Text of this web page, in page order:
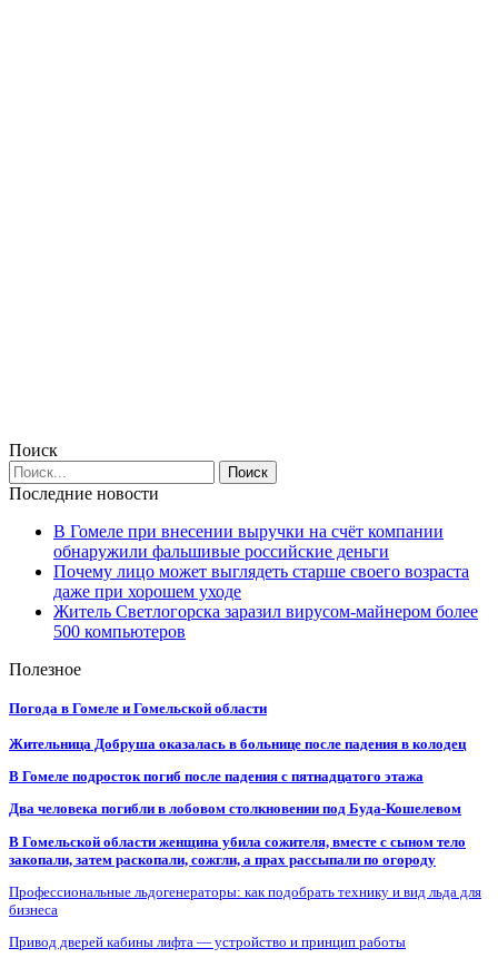
Поиск
Последние новости
В Гомеле при внесении выручки на счёт компании
обнаружили фальшивые российские деньги
Почему лицо может выглядеть старше своего возраста
даже при хорошем уходе
Житель Светлогорска заразил вирусом-майнером более
500 компьютеров
Полезное
Погода в Гомеле и Гомельской области
Жительница Добруша оказалась в больнице после падения в колодец
В Гомеле подросток погиб после падения с пятнадцатого этажа
Два человека погибли в лобовом столкновении под Буда-Кошелевом
В Гомельской области женщина убила сожителя, вместе с сыном тело
закопали, затем раскопали, сожгли, а прах рассыпали по огороду
Профессиональные льдогенераторы: как подобрать технику и вид льда для
бизнеса
Привод дверей кабины лифта — устройство и принцип работы